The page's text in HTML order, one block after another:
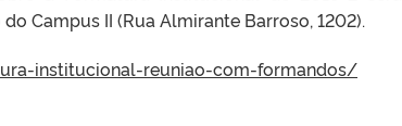
Campus II (Rua Almirante Barroso, 1202).
institucional-reuniao-com-formandos/